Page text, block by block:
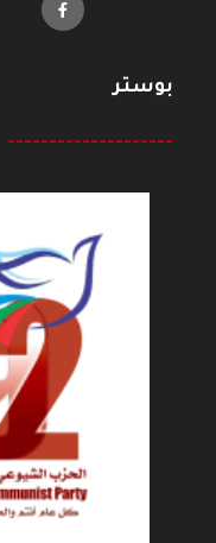
بوستر
--------------------